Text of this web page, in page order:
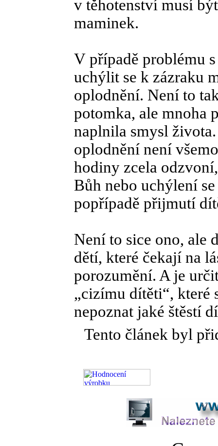
v těhotenství musí
maminek.
V případě problému
uchýlit se k zázraku
oplodnění. Není to
potomka, ale mnoha
naplnila smysl
oplodnění není
hodiny zcela
Bůh nebo uchýlení
popřípadě přijmutí
Není to sice ono, ale
dětí, které čekají na
porozumění. A je
„cizímu dítěti“, které
nepoznat jaké štěstí
Tento článek byl